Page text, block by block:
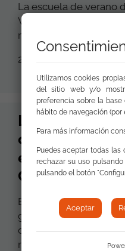
La escuela de verano
Valencia organiza
niños
22 de Julio de 2025
La memoria
compromiso:
el
Comunitat
El acto ha reunido a
gitanas y sociedad
del genocidio romaní
memoria
Utilizamos cookies
del sitio web y/o
preferencia sobre la
hábito de navegación (por
Para más información
Puedes aceptar todas las
rechazar su uso
pulsando el botón
Aceptar